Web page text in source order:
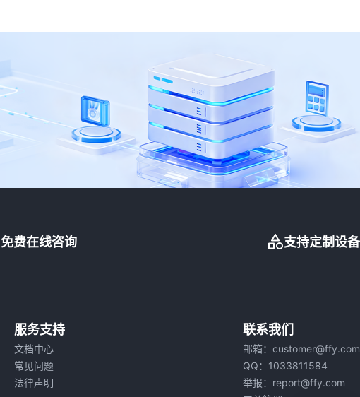
免费在线咨询 支持定制设备
服务支持
文档中心
常见问题
法律声明
联系我们
邮箱： customer@ffy.com
QQ： 1033811584
举报： report@ffy.com